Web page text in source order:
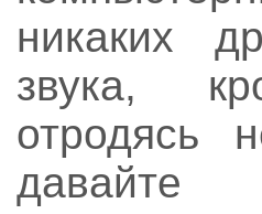
никаких
звука,
отродясь
давайте